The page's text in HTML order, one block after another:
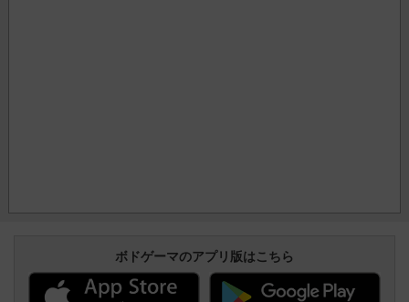
ボドゲーマのアプリ版はこちら